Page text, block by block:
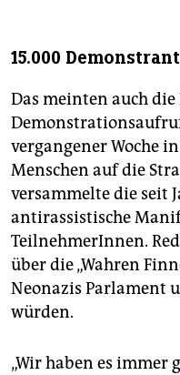
15.000
Das meinten auch
vergangener Woche
Menschen auf die
versammelte die seit
antirassistische
TeilnehmerInnen.
über die „Wahren
Neonazis Parlament
würden.
„Wir haben es immer